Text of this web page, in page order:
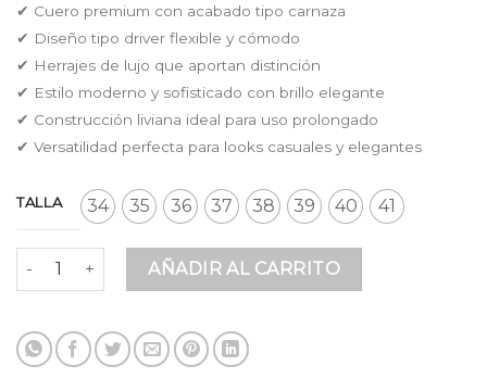
✔ Cuero premium con acabado tipo carnaza
✔ Diseño tipo driver flexible y cómodo
✔ Herrajes de lujo que aportan distinción
✔ Estilo moderno y sofisticado con brillo elegante
✔ Construcción liviana ideal para uso prolongado
✔ Versatilidad perfecta para looks casuales y elegantes
TALLA 34 35 36 37 38 39 40 41
Mocasines para Dama Ariana Colors en Cuero Premium
AÑADIR AL CARRITO